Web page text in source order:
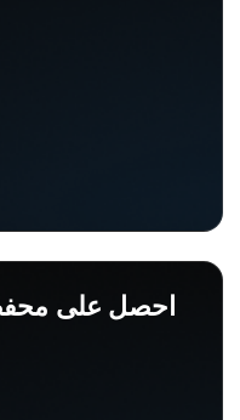
احصل على